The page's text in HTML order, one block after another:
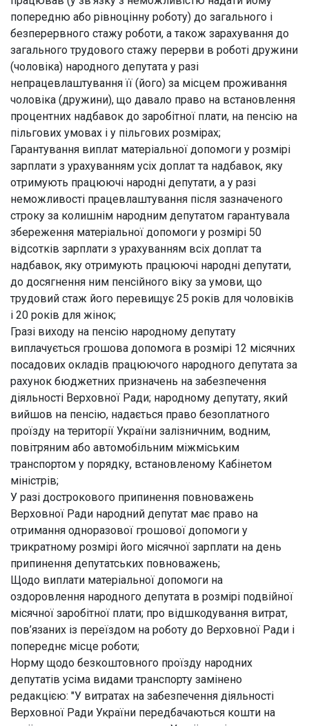
попередню або рівноцінну роботу) до загального і
безперервного стажу роботи, а також зарахування до
загального трудового стажу перерви в роботі дружини
(чоловіка) народного депутата у разі
непрацевлаштування її (його) за місцем проживання
чоловіка (дружини), що давало право на встановлення
процентних надбавок до заробітної плати, на пенсію на
пільгових умовах і у пільгових розмірах;
Гарантування виплат матеріальної допомоги у розмірі
зарплати з урахуванням усіх доплат та надбавок, яку
отримують працюючі народні депутати, а у разі
неможливості працевлаштування після зазначеного
строку за колишнім народним депутатом гарантувала
збереження матеріальної допомоги у розмірі 50
відсотків зарплати з урахуванням всіх доплат та
надбавок, яку отримують працюючі народні депутати,
до досягнення ним пенсійного віку за умови, що
трудовий стаж його перевищує 25 років для чоловіків
і 20 років для жінок;
Гразі виходу на пенсію народному депутату
виплачується грошова допомога в розмірі 12 місячних
посадових окладів працюючого народного депутата за
рахунок бюджетних призначень на забезпечення
діяльності Верховної Ради; народному депутату, який
вийшов на пенсію, надається право безоплатного
проїзду на території України залізничним, водним,
повітряним або автомобільним міжміським
транспортом у порядку, встановленому Кабінетом
міністрів;
У разі дострокового припинення повноважень
Верховної Ради народний депутат має право на
отримання одноразової грошової допомоги у
трикратному розмірі його місячної зарплати на день
припинення депутатських повноважень;
Щодо виплати матеріальної допомоги на
оздоровлення народного депутата в розмірі подвійної
місячної заробітної плати; про відшкодування витрат,
пов’язаних із переїздом на роботу до Верховної Ради і
попереднє місце роботи;
Норму щодо безкоштовного проїзду народних
депутатів усіма видами транспорту замінено
редакцією: "У витратах на забезпечення діяльності
Верховної Ради України передбачаються кошти на